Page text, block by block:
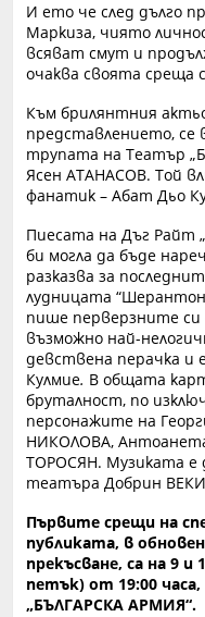
И ето че след дълго
Маркиза, чиято
всяват смут и
очаква своята среща
Към брилянтния
представлението, се
трупата на Театър
Ясен АТАНАСОВ. Той
фанатик – Абат Дьо
Пиесата на Дъг Райт
би могла да бъде
разказва за
лудницата
пише перверзните си
възможно най-
девствена перачка и
Кулмие. В общата
бруталност, по
персонажите на
НИКОЛОВА,
ТОРОСЯН. Музиката е
театъра Добрин
Първите срещи на
публиката, в
прекъсване, са на 9
петък) от 19:00
„БЪЛГАРСКА АРМИЯ“.